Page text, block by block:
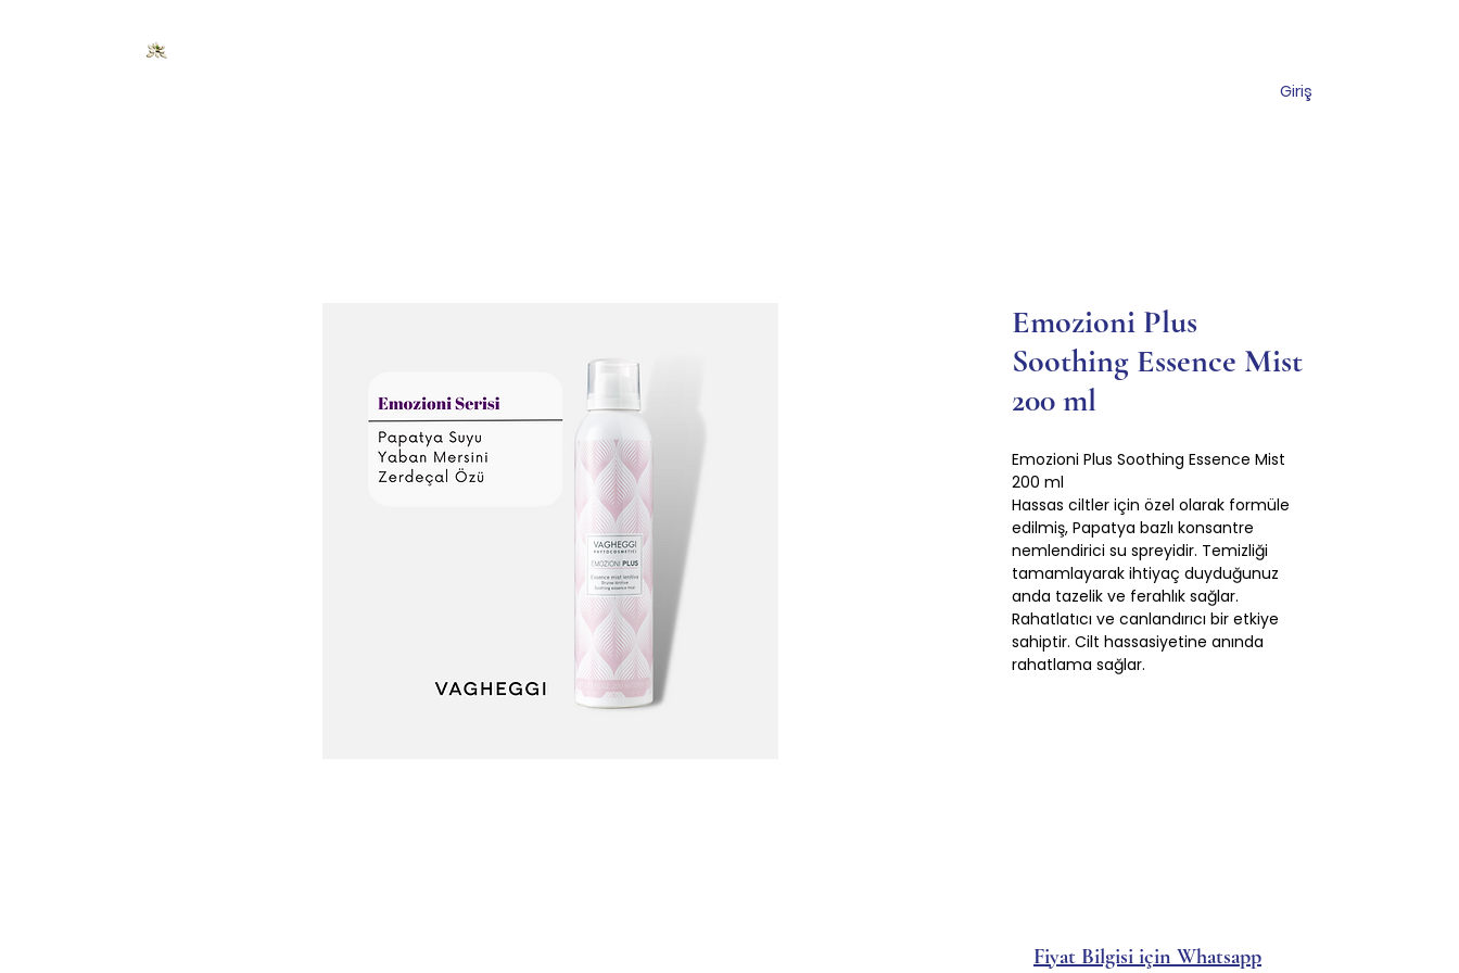
Giriş
Emozioni Plus
Soothing Essence Mist
200 ml
Emozioni Plus Soothing Essence Mist
200 ml
Hassas ciltler için özel olarak formüle
edilmiş, Papatya bazlı konsantre
nemlendirici su spreyidir. Temizliği
tamamlayarak ihtiyaç duyduğunuz
anda tazelik ve ferahlık sağlar.
Rahatlatıcı ve canlandırıcı bir etkiye
sahiptir. Cilt hassasiyetine anında
rahatlama sağlar.
Fiyat Bilgisi için Whatsapp